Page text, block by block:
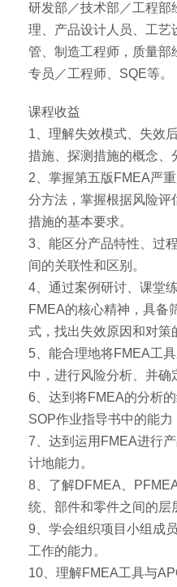
研发部／技术部／工程部
理、产品设计人员、工艺
管、制造工程师，质量部
专员／工程师、SQE等。
课程收益
1、理解失效模式、失效
措施、探测措施的概念、
2、掌握第五版FMEA严
分方法，掌握根据风险评
措施的基本要求。
3、能区分产品特性、过
间的关联性和区别。
4、通过案例研讨、课堂
FMEA的核心精神，具备
式，找出失效原因和对策
5、能合理地将FMEA工
中，进行风险分析、并确
6、达到将FMEA的分析
SOP作业指导书中的能力
7、达到运用FMEA进行
计地能力。
8、了解DFMEA、
统、部件和零件之间的层
9、学会组织项目小组成
工作的能力。
10、理解FMEA工具与